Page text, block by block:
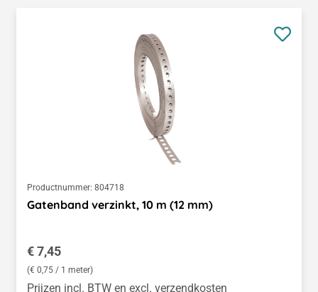
Productnummer: 804718
Gatenband verzinkt, 10 m (12 mm)
Normale prijs:
€ 7,45
(€ 0,75 / 1 meter)
Prijzen incl. BTW en excl. verzendkosten